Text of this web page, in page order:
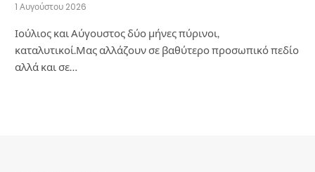
1 Αυγούστου 2026
Ιούλιος και Αύγουστος δύο μήνες πύρινοι,
καταλυτικοί.Μας αλλάζουν σε βαθύτερο προσωπικό πεδίο
αλλά και σε…